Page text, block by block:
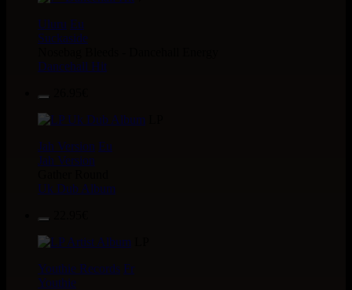
Uluru Eu
Suckaside
Dancehall Hit
Jah Version Eu
Jah Version
Uk Dub Album
Youthie Records Fr
Youthie